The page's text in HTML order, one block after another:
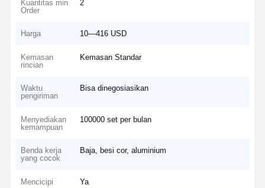
Kuantitas min
Order
2
Harga 10—416 USD
Kemasan
rincian
Kemasan Standar
Waktu
pengiriman
Bisa dinegosiasikan
Menyediakan
kemampuan
100000 set per bulan
Benda kerja
yang cocok
Baja, besi cor, aluminium
Mencicipi Ya